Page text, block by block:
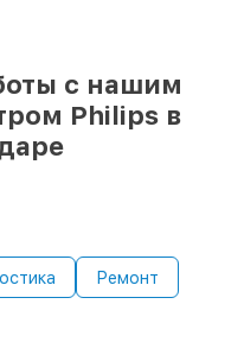
сразу
с нашим
Philips в
Ремонт